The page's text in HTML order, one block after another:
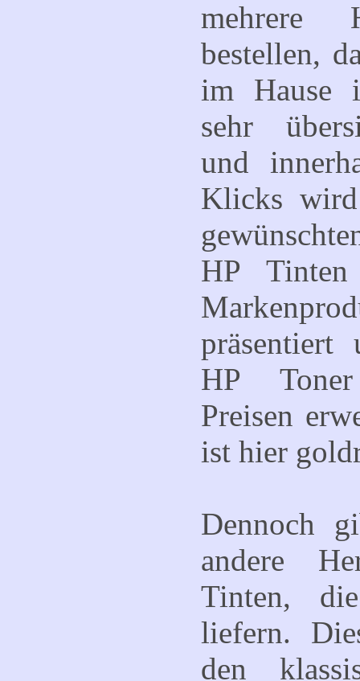
bestellen,
im Hause
sehr
und
Klicks
HP Tinten
HP
Preisen
ist hier
Dennoch
andere
Tinten,
liefern.
den